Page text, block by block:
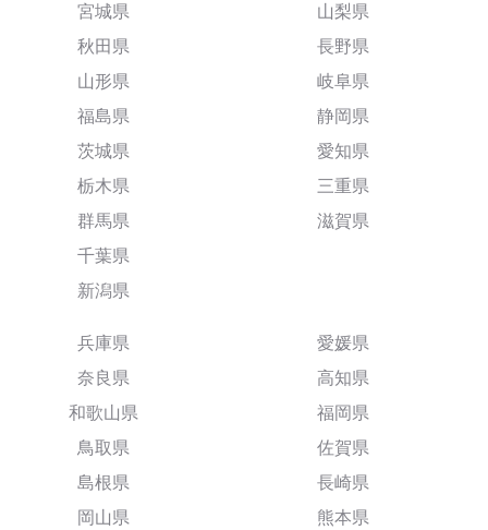
宮城県
秋田県
山形県
福島県
茨城県
栃木県
群馬県
千葉県
新潟県
山梨県
長野県
岐阜県
静岡県
愛知県
三重県
滋賀県
兵庫県
奈良県
和歌山県
鳥取県
島根県
岡山県
愛媛県
高知県
福岡県
佐賀県
長崎県
熊本県